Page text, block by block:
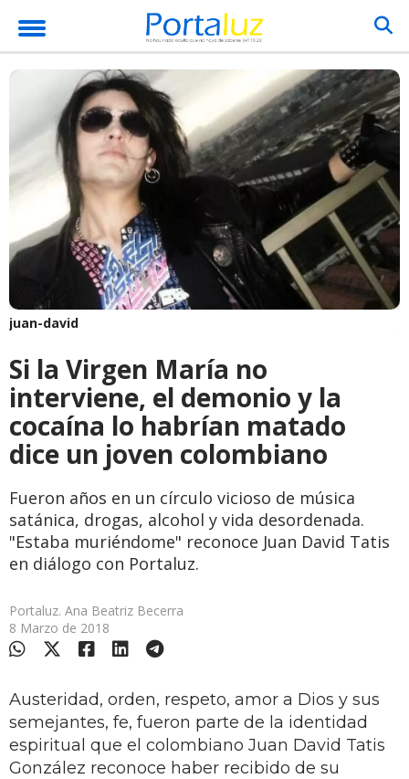
juan-david
Si la Virgen María no
interviene, el demonio y la
cocaína lo habrían matado
dice un joven colombiano
Fueron años en un círculo vicioso de música
satánica, drogas, alcohol y vida desordenada.
"Estaba muriéndome" reconoce Juan David Tatis
en diálogo con Portaluz.
Portaluz. Ana Beatriz Becerra
8 Marzo de 2018
Austeridad, orden, respeto, amor a Dios y sus
semejantes, fe, fueron parte de la identidad
espiritual que el colombiano Juan David Tatis
González reconoce haber recibido de su